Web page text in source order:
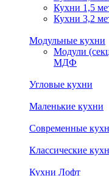
Кухни 1,5
Кухни 3,2
Модульные кухни
Модули
МДФ
Угловые кухни
Маленькие кухни
Современные
Классические
Кухни Лофт